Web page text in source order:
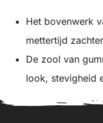
Het bovenwerk
mettertijd
De zool van
look, stevigheid